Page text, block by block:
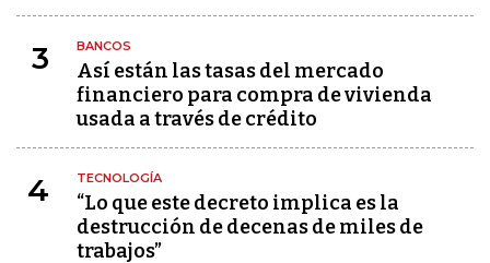
3 BANCOS
Así están las tasas del mercado
financiero para compra de vivienda
usada a través de crédito
4 TECNOLOGÍA
“Lo que este decreto implica es la
destrucción de decenas de miles de
trabajos”